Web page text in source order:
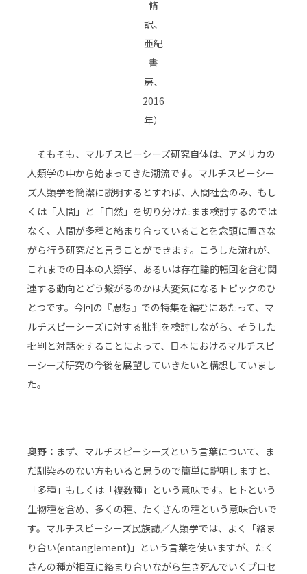
脩
訳、
亜紀
書
房、
2016
年）
そもそも、マルチスピーシーズ研究自体は、アメリカの
人類学の中から始まってきた潮流です。マルチスピーシー
ズ人類学を簡潔に説明するとすれば、人間社会のみ、もし
くは「人間」と「自然」を切り分けたまま検討するのでは
なく、人間が多種と絡まり合っていることを念頭に置きな
がら行う研究だと言うことができます。こうした流れが、
これまでの日本の人類学、あるいは存在論的転回を含む関
連する動向とどう繋がるのかは大変気になるトピックのひ
とつです。今回の『思想』での特集を編むにあたって、マ
ルチスピーシーズに対する批判を検討しながら、そうした
批判と対話をすることによって、日本におけるマルチスピ
ーシーズ研究の今後を展望していきたいと構想していまし
た。
奥野： まず、マルチスピーシーズという言葉について、ま
だ馴染みのない方もいると思うので簡単に説明しますと、
「多種」もしくは「複数種」という意味です。ヒトという
生物種を含め、多くの種、たくさんの種という意味合いで
す。マルチスピーシーズ民族誌／人類学では、よく「絡ま
り合い(entanglement)」という言葉を使いますが、たく
さんの種が相互に絡まり合いながら生き死んでいくプロセ